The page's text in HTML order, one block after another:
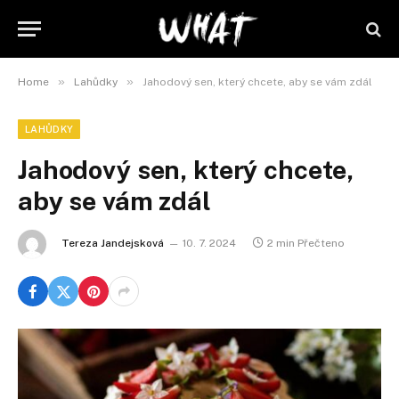
Home » Lahůdky » Jahodový sen, který chcete, aby se vám zdál
LAHŮDKY
Jahodový sen, který chcete,
aby se vám zdál
Tereza Jandejsková 10. 7. 2024 2 min Přečteno